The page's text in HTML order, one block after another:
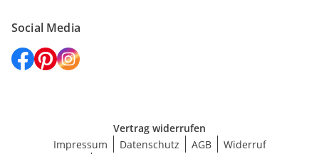
Social Media
Vertrag widerrufen
Impressum
Datenschutz AGB
Widerruf